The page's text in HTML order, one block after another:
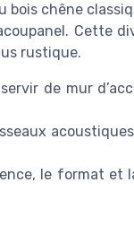
chêne
Cette
rustique.
de mur
le format